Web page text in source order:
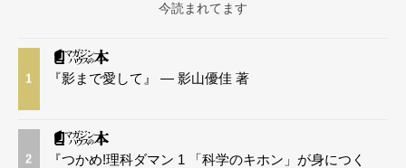
今読まれてます
1 『影まで愛して』 — 影山優佳 著
2
『つかめ!理科ダマン 1 「科学のキホン」が身につく